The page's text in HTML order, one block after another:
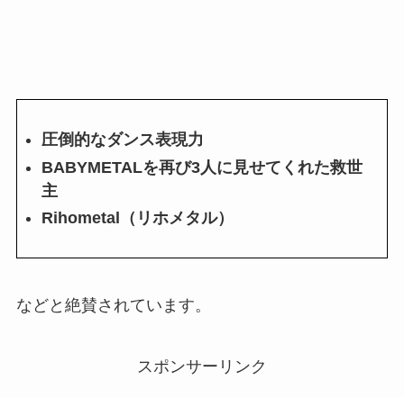
圧倒的なダンス表現力
BABYMETALを再び3人に見せてくれた救世
主
Rihometal（リホメタル）
などと絶賛されています。
スポンサーリンク